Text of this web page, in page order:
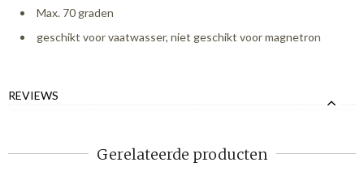
Max. 70 graden
geschikt voor vaatwasser, niet geschikt voor magnetron
REVIEWS
Gerelateerde producten